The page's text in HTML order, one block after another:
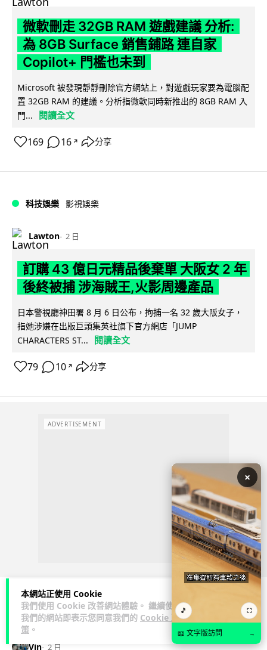
本網站正使用 Cookie
我們使用 Cookie 改善網站體驗。 繼續使用
我們的網站即表示您同意我們的 Cookie 政
策 。
微軟刪走 32GB RAM 遊戲建議 分析:
為 8GB Surface 銷售鋪路 連自家
Copilot+ 門檻也未到
Microsoft 被發現靜靜刪除官方網站上，對遊戲玩家要為電腦配
置 32GB RAM 的建議。分析指微軟同時新推出的 8GB RAM 入
門...
閱讀全文
169 16 ↗ 分享
科技娛樂 影視娛樂
Lawton 2 日
訂購 43 億日元精品後棄單 大阪女 2 年
後終被捕 涉海賊王,火影周邊產品
日本警視廳神田署 8 月 6 日公布，拘捕一名 32 歲大阪女子，
指她涉嫌在出版巨頭集英社旗下官方網店「JUMP
CHARACTERS ST...
閱讀全文
79 10 ↗ 分享
ADVERTISEMENT
商業科技 資訊保安
Vin 2 日
×
🎵 ⛶
📖 文字版訪問 →